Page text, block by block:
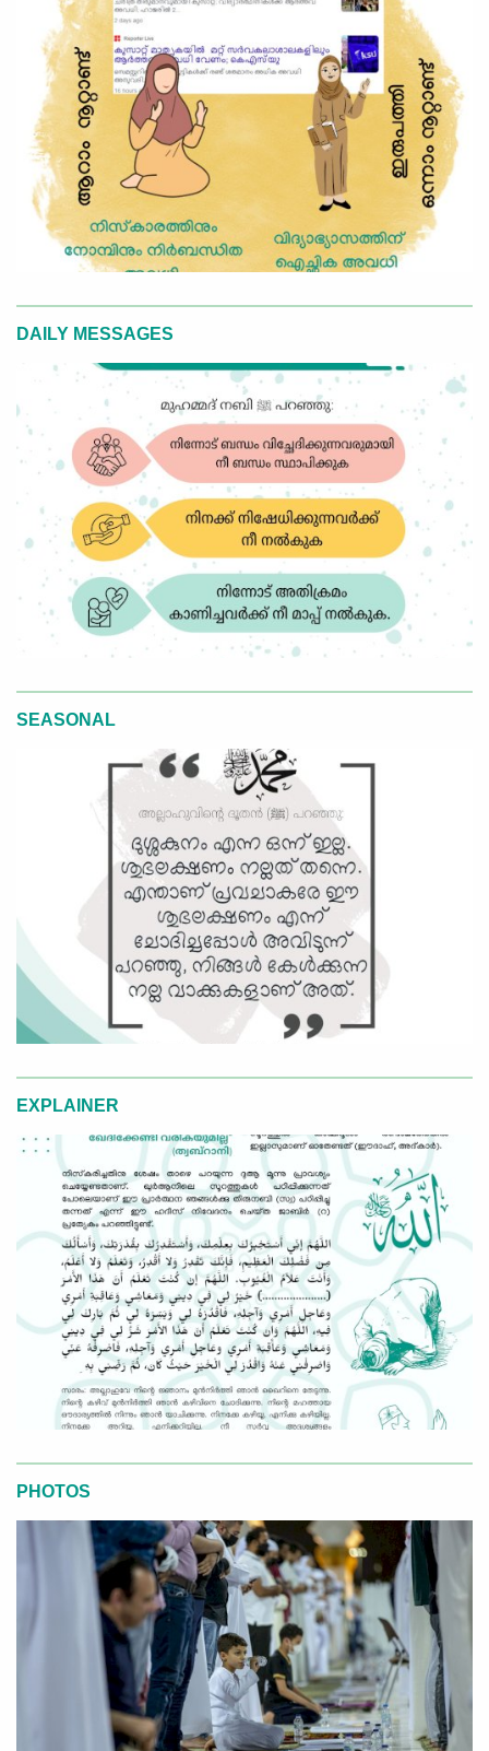
DAILY MESSAGES
SEASONAL
EXPLAINER
PHOTOS